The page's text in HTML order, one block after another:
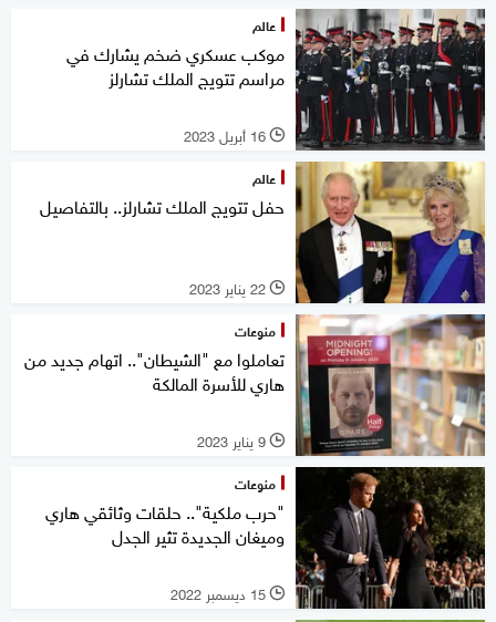
عالم
موكب عسكري ضخم يشارك في
مراسم تتويج الملك تشارلز
l 16 أبريل 2023
عالم
حفل تتويج الملك تشارلز.. بالتفاصيل
l 22 يناير 2023
منوعات
تعاملوا مع "الشيطان".. اتهام جديد من
هاري للأسرة المالكة
l 9 يناير 2023
منوعات
"حرب ملكية".. حلقات وثائقي هاري
وميغان الجديدة تثير الجدل
l 15 ديسمبر 2022